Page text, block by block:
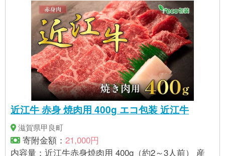
近江牛 赤身 焼肉用 400g エコ包装 近江牛
滋賀県甲良町
寄附金額： 21,000円
内容量：近江牛赤身焼肉用 400g（約2～3人前） 産